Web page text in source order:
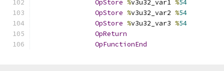
OpStore %v3u32_var1 %54
OpStore %v3u32_var2 %54
OpStore %v3u32_var3 %54
OpReturn
OpFunctionEnd